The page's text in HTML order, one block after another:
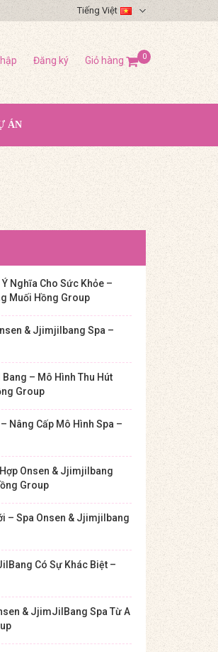
Tiếng Việt
Đăng ký Giỏ hàng 0
ÁN
Nghĩa Cho Sức Khỏe –
Muối Hồng Group
& Jjimjilbang Spa –
– Mô Hình Thu Hút
Group
Nâng Cấp Mô Hình Spa –
Onsen & Jjimjilbang
Group
– Spa Onsen & Jjimjilbang
Có Sự Khác Biệt –
& JjimJilBang Spa Từ A